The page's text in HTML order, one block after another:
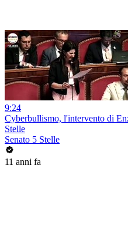
9:24
Cyberbullismo, l'intervento di
Stelle
Senato 5 Stelle
11 anni fa